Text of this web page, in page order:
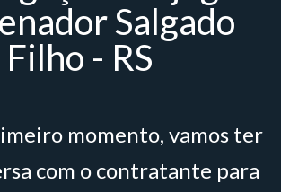
Salgado
Filho - RS
momento, vamos ter
com o contratante para